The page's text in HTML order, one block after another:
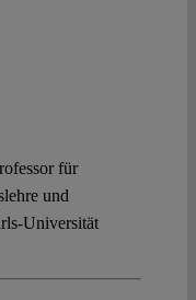
für
und
Universität